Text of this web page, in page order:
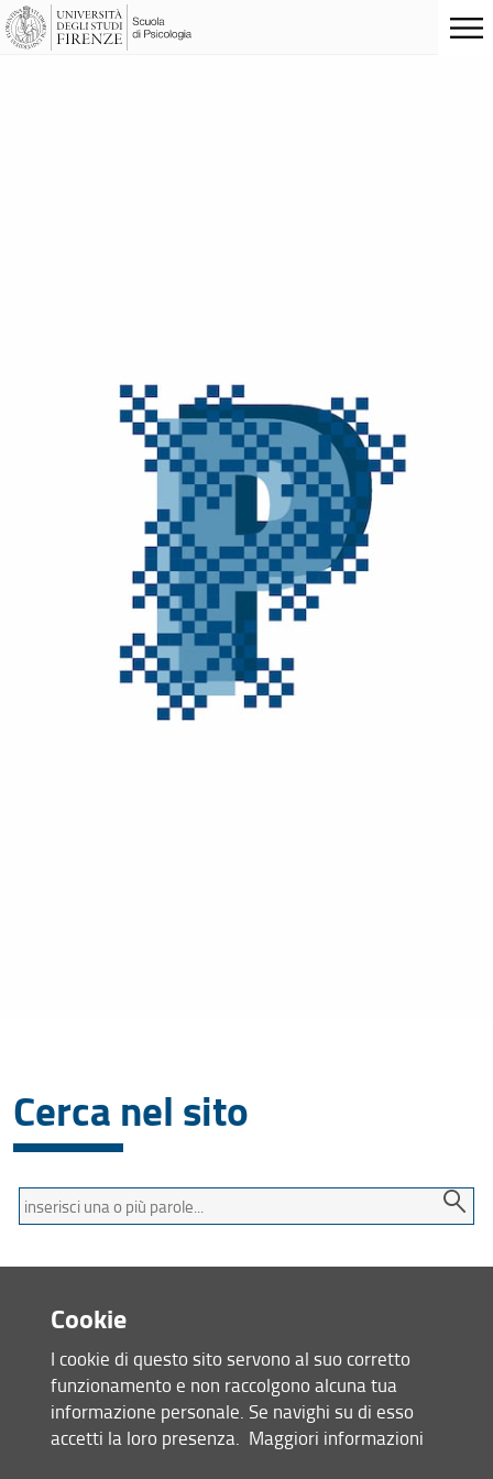
Cerca nel sito
Termini
da
Mappa del sito
RSS feed
Privacy
Note Legali
Cookie
I cookie di questo sito servono al suo corretto
funzionamento e non raccolgono alcuna tua
informazione personale. Se navighi su di esso
accetti la loro presenza. Maggiori informazioni